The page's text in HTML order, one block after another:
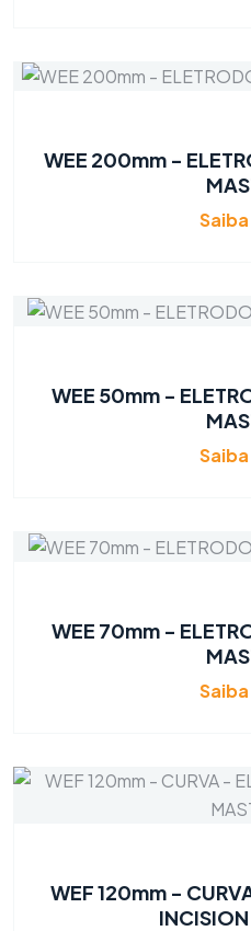
WEE 200mm -
WEE 50mm -
WEE 70mm -
WEF 120mm -